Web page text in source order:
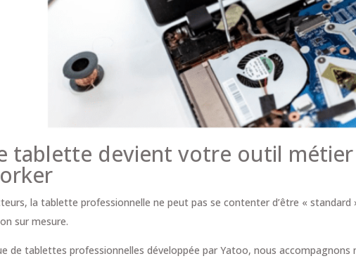
tablette devient votre outil métier
la tablette professionnelle ne peut pas se contenter d’être «
sur mesure.
de tablettes professionnelles développée par Yatoo, nous